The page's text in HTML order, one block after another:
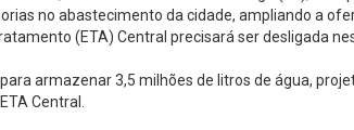
no abastecimento da cidade, ampliando a
(ETA) Central precisará ser desligada
armazenar 3,5 milhões de litros de água,
Central.